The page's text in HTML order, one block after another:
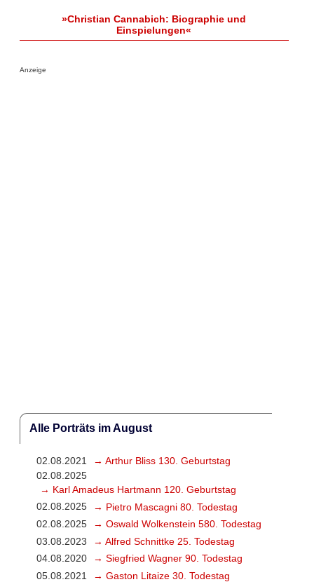
»Christian Cannabich: Biographie und
Einspielungen«
Anzeige
Alle Porträts im August
02.08.2021
→ Arthur Bliss 130. Geburtstag
02.08.2025
→ Karl Amadeus Hartmann 120. Geburtstag
02.08.2025
→ Pietro Mascagni 80. Todestag
02.08.2025
→ Oswald Wolkenstein 580. Todestag
03.08.2023
→ Alfred Schnittke 25. Todestag
04.08.2020
→ Siegfried Wagner 90. Todestag
05.08.2021
→ Gaston Litaize 30. Todestag